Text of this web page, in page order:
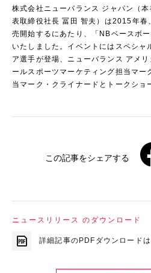
株式会社ニューバランス ジャパン（
表取締役社長 冨田 智夫）は2015年春
売開始するにあたり、「NBベースボ
いたしました。イベントにはスペシャ
ア選手が登場、ニューバランス アメ
ールスポーツマーケティング担当マー
当マーク・クライナードとトークショ
この記事をシェアする
ニュースリリース のダウンロード
詳細記事のPDFダウンロードは